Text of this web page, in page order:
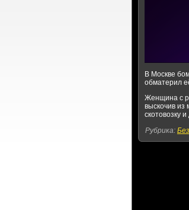
В Москве
обматерил
Женщина с
выскочив из
скотовозку
Рубрика: